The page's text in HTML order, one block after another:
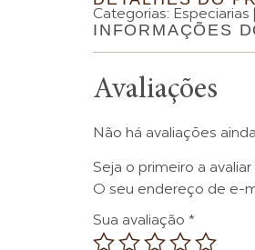
Categorias: Especiarias
INFORMAÇÕES
Avaliações
Não há avaliações
Seja o primeiro a avaliar
O seu endereço de e-
Sua avaliação *